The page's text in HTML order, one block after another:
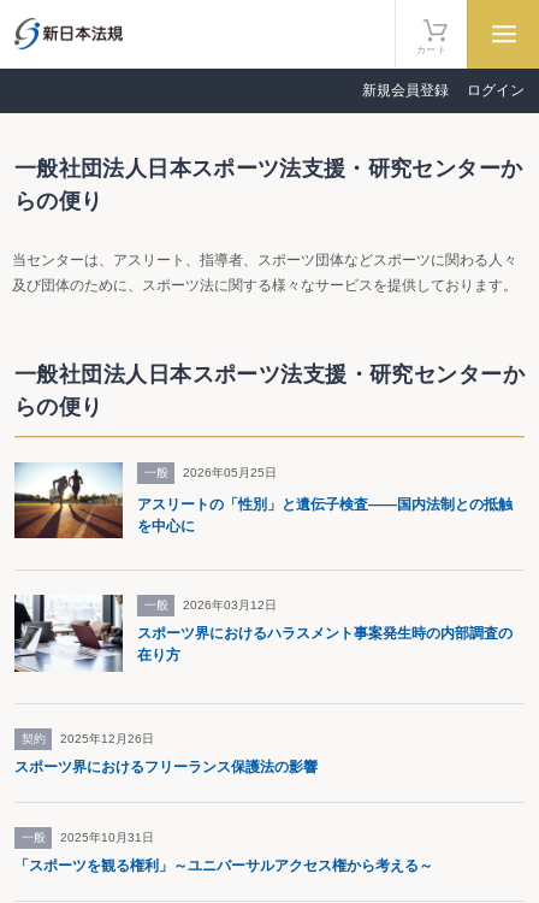
カート
新規会員登録 ログイン
一般社団法人日本スポーツ法支援・研究センターか
らの便り
当センターは、アスリート、指導者、スポーツ団体などスポーツに関わる人々
及び団体のために、スポーツ法に関する様々なサービスを提供しております。
一般社団法人日本スポーツ法支援・研究センターか
らの便り
一般 2026年05月25日
アスリートの「性別」と遺伝子検査――国内法制との抵触
を中心に
一般 2026年03月12日
スポーツ界におけるハラスメント事案発生時の内部調査の
在り方
契約 2025年12月26日
スポーツ界におけるフリーランス保護法の影響
一般 2025年10月31日
「スポーツを観る権利」～ユニバーサルアクセス権から考える～